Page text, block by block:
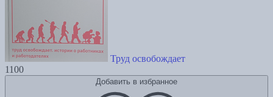
Труд освобождает
1100
Добавить в избранное